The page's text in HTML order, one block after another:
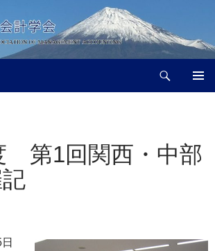
第1回関西・中部